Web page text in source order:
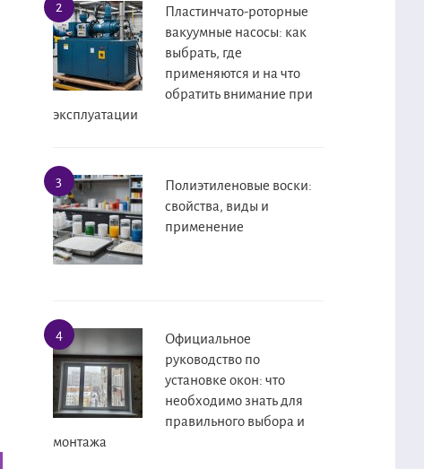
Пластинчато-роторные
вакуумные насосы: как
выбрать, где
применяются и на что
обратить внимание при
эксплуатации
Полиэтиленовые воски:
свойства, виды и
применение
Официальное
руководство по
установке окон: что
необходимо знать для
правильного выбора и
монтажа